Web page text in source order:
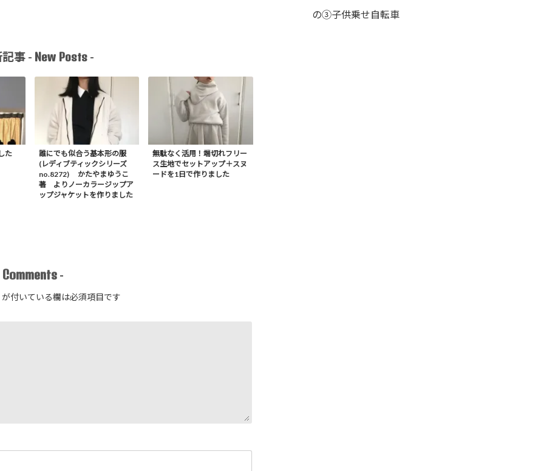
事 - New Posts -
た
誰にでも似合う基本形の服
(レディブティックシリーズ
no.8272) かたやまゆうこ
著 よりノーカラージップア
ップジャケットを作りました
無駄なく活用！端切れフリー
ス生地でセットアップ＋スヌ
ードを1日で作りました
Comments -
が付いている欄は必須項目です
の③子供乗せ自転車